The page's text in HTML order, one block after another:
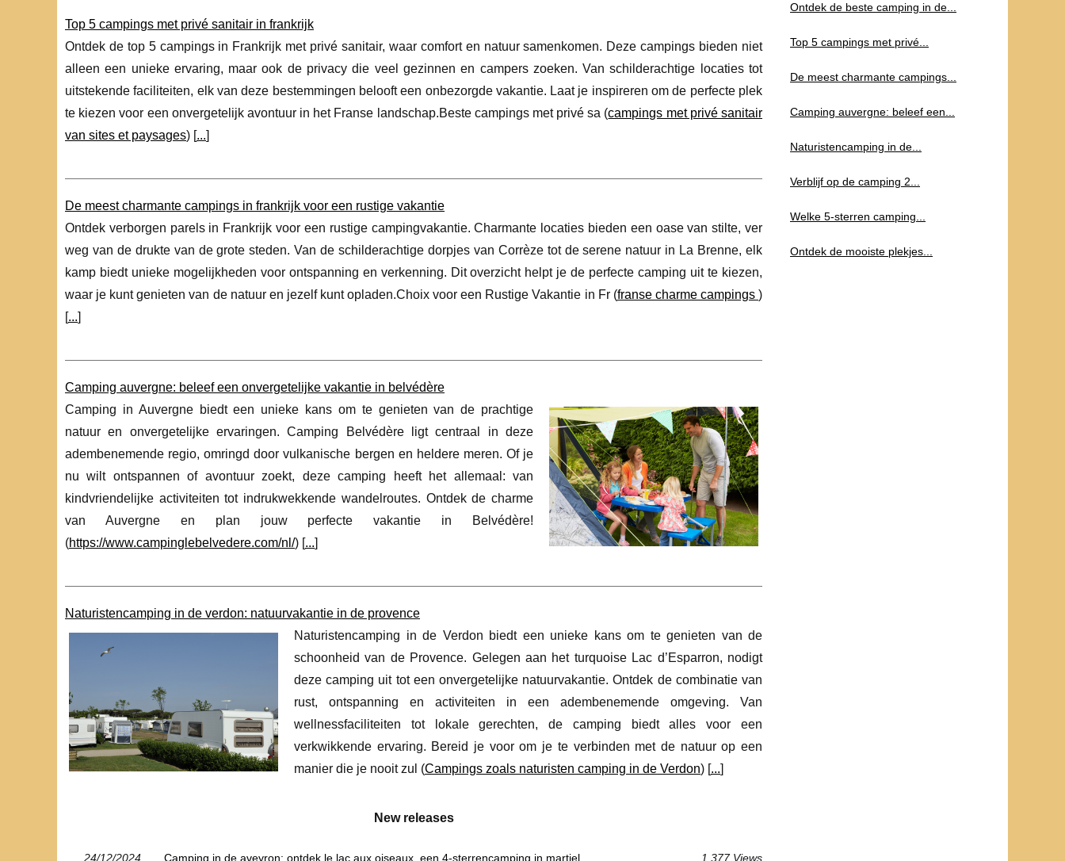
Top 5 campings met privé sanitair in frankrijk
Ontdek de top 5 campings in Frankrijk met privé sanitair, waar comfort en natuur samenkomen. Deze campings bieden niet
alleen een unieke ervaring, maar ook de privacy die veel gezinnen en campers zoeken. Van schilderachtige locaties tot
uitstekende faciliteiten, elk van deze bestemmingen belooft een onbezorgde vakantie. Laat je inspireren om de perfecte plek
te kiezen voor een onvergetelijk avontuur in het Franse landschap.Beste campings met privé sa (campings met privé sanitair
van sites et paysages) [...]
De meest charmante campings in frankrijk voor een rustige vakantie
Ontdek verborgen parels in Frankrijk voor een rustige campingvakantie. Charmante locaties bieden een oase van stilte, ver
weg van de drukte van de grote steden. Van de schilderachtige dorpjes van Corrèze tot de serene natuur in La Brenne, elk
kamp biedt unieke mogelijkheden voor ontspanning en verkenning. Dit overzicht helpt je de perfecte camping uit te kiezen,
waar je kunt genieten van de natuur en jezelf kunt opladen.Choix voor een Rustige Vakantie in Fr (franse charme campings)
[...]
Camping auvergne: beleef een onvergetelijke vakantie in belvédère
Camping in Auvergne biedt een unieke kans om te genieten van de prachtige
natuur en onvergetelijke ervaringen. Camping Belvédère ligt centraal in deze
adembenemende regio, omringd door vulkanische bergen en heldere meren. Of je
nu wilt ontspannen of avontuur zoekt, deze camping heeft het allemaal: van
kindvriendelijke activiteiten tot indrukwekkende wandelroutes. Ontdek de charme
van Auvergne en plan jouw perfecte vakantie in Belvédère!
(https://www.campinglebelvedere.com/nl/) [...]
Naturistencamping in de verdon: natuurvakantie in de provence
Naturistencamping in de Verdon biedt een unieke kans om te genieten van de
schoonheid van de Provence. Gelegen aan het turquoise Lac d’Esparron, nodigt
deze camping uit tot een onvergetelijke natuurvakantie. Ontdek de combinatie van
rust, ontspanning en activiteiten in een adembenemende omgeving. Van
wellnessfaciliteiten tot lokale gerechten, de camping biedt alles voor een
verkwikkende ervaring. Bereid je voor om je te verbinden met de natuur op een
manier die je nooit zul (Campings zoals naturisten camping in de Verdon) [...]
New releases
24/12/2024 Camping in de aveyron: ontdek le lac aux oiseaux, een 4-sterrencamping in martiel 1 377 Views
Ontdek de beste camping in de...
Top 5 campings met privé...
De meest charmante campings...
Camping auvergne: beleef een...
Naturistencamping in de...
Verblijf op de camping 2...
Welke 5-sterren camping...
Ontdek de mooiste plekjes...